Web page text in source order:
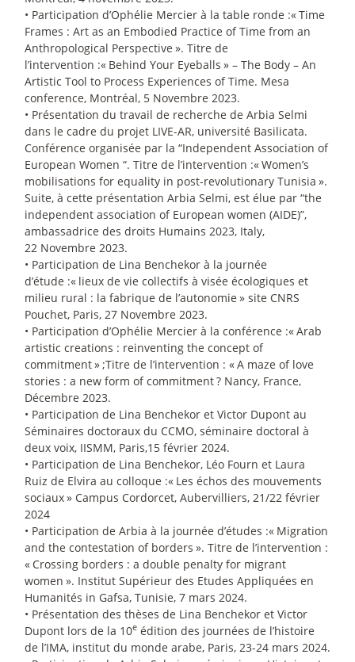
• Participation d’Ophélie Mercier à la table ronde :«Time
Frames : Art as an Embodied Practice of Time from an
Anthropological Perspective ». Titre de
l’intervention :« Behind Your Eyeballs » – The Body – An
Artistic Tool to Process Experiences of Time. Mesa
conference, Montréal, 5 Novembre 2023.
• Présentation du travail de recherche de Arbia Selmi
dans le cadre du projet LIVE-AR, université Basilicata.
Conférence organisée par la “Independent Association of
European Women “. Titre de l’intervention :«Women’s
mobilisations for equality in post-revolutionary Tunisia ».
Suite, à cette présentation Arbia Selmi, est élue par “the
independent association of European women (AIDE)”,
ambassadrice des droits Humains 2023, Italy,
22 Novembre 2023.
• Participation de Lina Benchekor à la journée
d’étude :« lieux de vie collectifs à visée écologiques et
milieu rural : la fabrique de l’autonomie » site CNRS
Pouchet, Paris, 27 Novembre 2023.
• Participation d’Ophélie Mercier à la conférence :«Arab
artistic creations : reinventing the concept of
commitment» ;Titre de l’intervention : «A maze of love
stories : a new form of commitment? Nancy, France,
Décembre 2023.
• Participation de Lina Benchekor et Victor Dupont au
Séminaires doctoraux du CCMO, séminaire doctoral à
deux voix, IISMM, Paris,15 février 2024.
• Participation de Lina Benchekor, Léo Fourn et Laura
Ruiz de Elvira au colloque :« Les échos des mouvements
sociaux» Campus Cordorcet, Aubervilliers, 21/22 février
2024
• Participation de Arbia à la journée d’études :« Migration
and the contestation of borders ». Titre de l’intervention :
« Crossing borders : a double penalty for migrant
women ». Institut Supérieur des Etudes Appliquées en
Humanités in Gafsa, Tunisie, 7 mars 2024.
• Présentation des thèses de Lina Benchekor et Victor
Dupont lors de la 10e édition des journées de l’histoire
de l’IMA, institut du monde arabe, Paris, 23-24 mars 2024.